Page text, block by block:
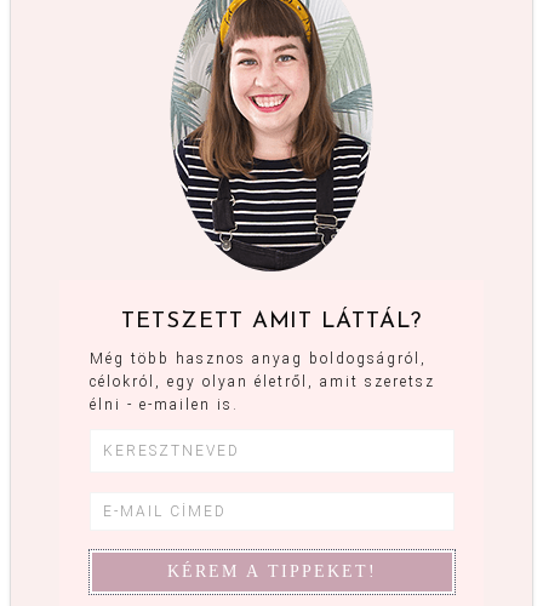
TETSZETT AMIT LÁTTÁL?
Még több hasznos anyag boldogságról,
célokról, egy olyan életről, amit szeretsz
élni - e-mailen is.